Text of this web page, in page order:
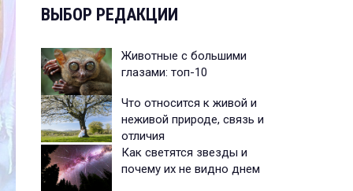
ВЫБОР РЕДАКЦИИ
Животные с большими
глазами: топ-10
Что относится к живой и
неживой природе, связь и
отличия
Как светятся звезды и
почему их не видно днем